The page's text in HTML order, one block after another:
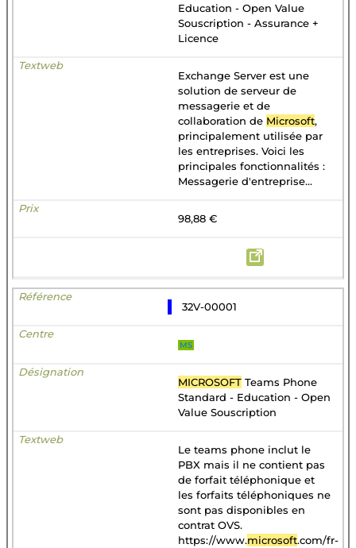
Education - Open Value
Souscription - Assurance +
Licence
Exchange Server est une
solution de serveur de
messagerie et de
collaboration de Microsoft,
principalement utilisée par
les entreprises. Voici les
principales fonctionnalités :
Messagerie d'entreprise...
98,88 €
32V-00001
MS
MICROSOFT Teams Phone
Standard - Education - Open
Value Souscription
Le teams phone inclut le
PBX mais il ne contient pas
de forfait téléphonique et
les forfaits téléphoniques ne
sont pas disponibles en
contrat OVS.
https://www.microsoft.com/fr-